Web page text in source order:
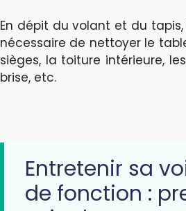
En dépit du volant et du
nécessaire de nettoyer le
sièges, la toiture intérieure,
brise, etc.
Entretenir sa
de fonction :